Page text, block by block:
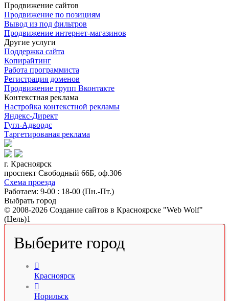
Продвижение сайтов
Продвижение по позициям
Вывод из под фильтров
Продвижение интернет-магазинов
Другие услуги
Поддержка сайта
Копирайтинг
Работа программиста
Регистрация доменов
Продвижение групп Вконтакте
Контекстная реклама
Настройка контекстной рекламы
Яндекс-Директ
Гугл-Адвордс
Таргетированая реклама
г. Красноярск
проспект Свободный 66Б, оф.306
Схема проезда
Работаем: 9-00 : 18-00 (Пн.-Пт.)
Выбрать город
© 2008-2026 Создание сайтов в Красноярске "Web Wolf"
(Цель)1
Выберите город

Красноярск

Норильск